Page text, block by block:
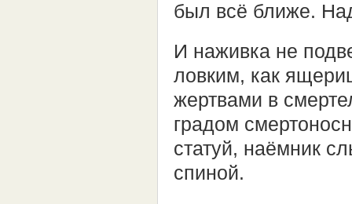
был всё ближе.
И наживка не
ловким, как
жертвами в
градом
статуй, наёмник
спиной.